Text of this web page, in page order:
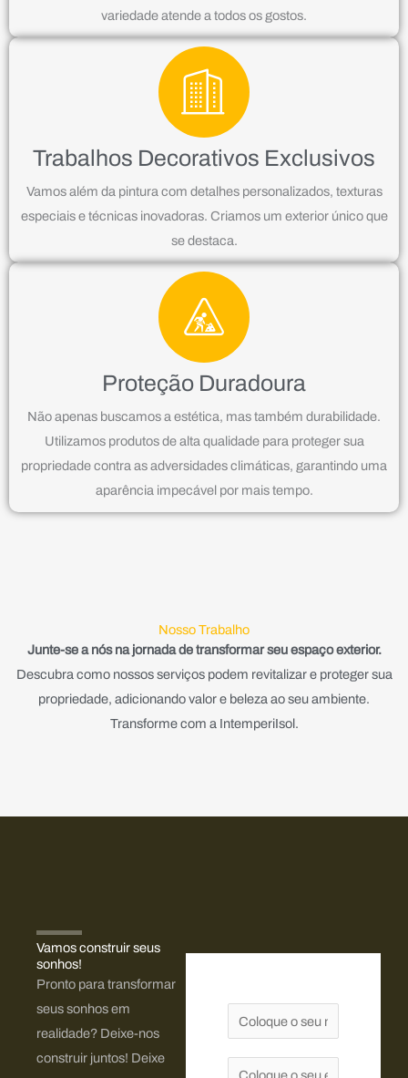
variedade atende a todos os gostos.
Trabalhos Decorativos Exclusivos
Vamos além da pintura com detalhes personalizados, texturas
especiais e técnicas inovadoras. Criamos um exterior único que
se destaca.
Proteção Duradoura
Não apenas buscamos a estética, mas também durabilidade.
Utilizamos produtos de alta qualidade para proteger sua
propriedade contra as adversidades climáticas, garantindo uma
aparência impecável por mais tempo.
Nosso Trabalho
Junte-se a nós na jornada de transformar seu espaço exterior.
Descubra como nossos serviços podem revitalizar e proteger sua
propriedade, adicionando valor e beleza ao seu ambiente.
Transforme com a IntemperiIsol.
Vamos construir seus
sonhos!​
Pronto para transformar
seus sonhos em
realidade? Deixe-nos
construir juntos! Deixe
o
m